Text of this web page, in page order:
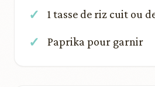
1 tasse de riz cuit ou
Paprika pour garnir